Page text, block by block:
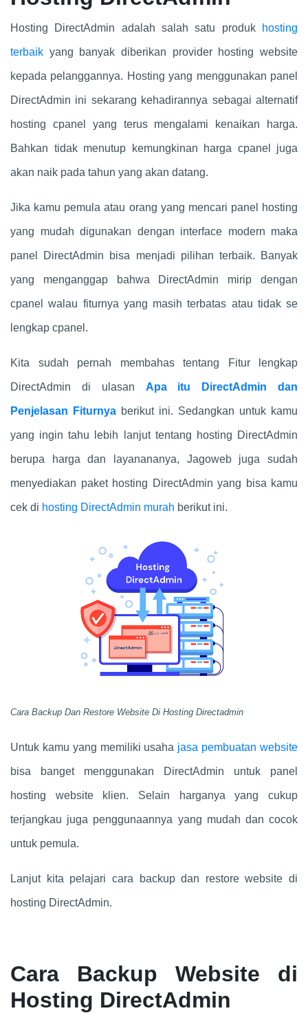
Hosting DirectAdmin adalah salah satu produkhosting
terbaik yang banyak diberikan provider hosting website
kepada pelanggannya. Hosting yang menggunakan panel
DirectAdmin ini sekarang kehadirannya sebagai alternatif
hosting cpanel yang terus mengalami kenaikan harga.
Bahkan tidak menutup kemungkinan harga cpanel juga
akan naik pada tahun yang akan datang.
Jika kamu pemula atau orang yang mencari panel hosting
yang mudah digunakan dengan interface modern maka
panel DirectAdmin bisa menjadi pilihan terbaik. Banyak
yang menganggap bahwa DirectAdmin mirip dengan
cpanel walau fiturnya yang masih terbatas atau tidak se
lengkap cpanel.
Kita sudah pernah membahas tentang Fitur lengkap
DirectAdmin di ulasan Apa itu DirectAdmin dan
Penjelasan Fiturnya berikut ini. Sedangkan untuk kamu
yang ingin tahu lebih lanjut tentang hosting DirectAdmin
berupa harga dan layanananya, Jagoweb juga sudah
menyediakan paket hosting DirectAdmin yang bisa kamu
cek di hosting DirectAdmin murah berikut ini.
Cara Backup Dan Restore Website Di Hosting Directadmin
Untuk kamu yang memiliki usaha jasa pembuatan website
bisa banget menggunakan DirectAdmin untuk panel
hosting website klien. Selain harganya yang cukup
terjangkau juga penggunaannya yang mudah dan cocok
untuk pemula.
Lanjut kita pelajari cara backup dan restore website di
hosting DirectAdmin.
Cara Backup Website di
Hosting DirectAdmin